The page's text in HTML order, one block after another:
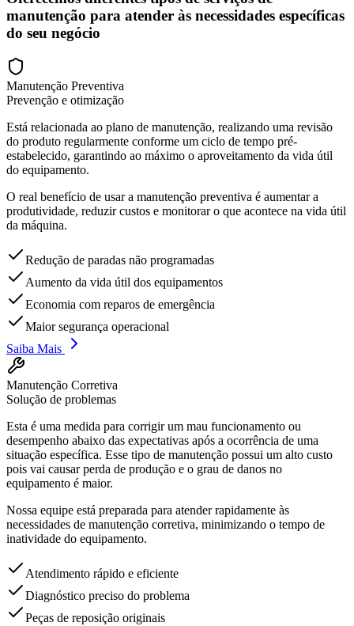
manutenção para atender às necessidades específicas
do seu negócio
Manutenção Preventiva
Prevenção e otimização
Está relacionada ao plano de manutenção, realizando uma revisão
do produto regularmente conforme um ciclo de tempo pré-
estabelecido, garantindo ao máximo o aproveitamento da vida útil
do equipamento.
O real benefício de usar a manutenção preventiva é aumentar a
produtividade, reduzir custos e monitorar o que acontece na vida útil
da máquina.
Redução de paradas não programadas
Aumento da vida útil dos equipamentos
Economia com reparos de emergência
Maior segurança operacional
Saiba Mais
Manutenção Corretiva
Solução de problemas
Esta é uma medida para corrigir um mau funcionamento ou
desempenho abaixo das expectativas após a ocorrência de uma
situação específica. Esse tipo de manutenção possui um alto custo
pois vai causar perda de produção e o grau de danos no
equipamento é maior.
Nossa equipe está preparada para atender rapidamente às
necessidades de manutenção corretiva, minimizando o tempo de
inatividade do equipamento.
Atendimento rápido e eficiente
Diagnóstico preciso do problema
Peças de reposição originais